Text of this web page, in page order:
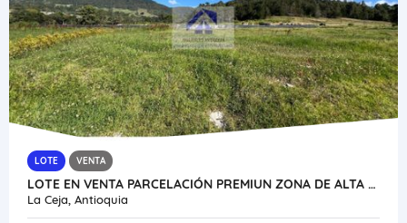
LOTE VENTA
LOTE EN VENTA PARCELACIÓN PREMIUN ZONA DE ALTA VALORACIÓN LA CEJA
La Ceja, Antioquia